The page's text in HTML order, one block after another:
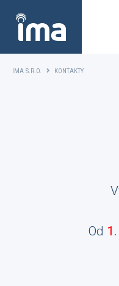
IMA S.R.O. KONTAKTY
Od